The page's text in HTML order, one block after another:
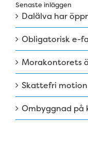
Senaste inläggen
Dalälva har
Obligatorisk e-
Morakontorets
Skattefri motion
Ombyggnad på